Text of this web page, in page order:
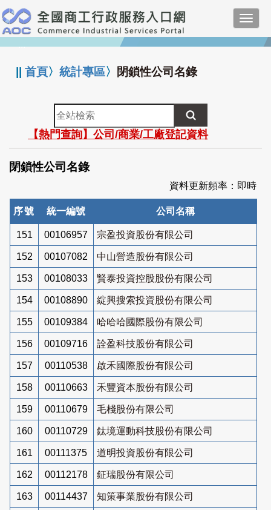
跳
到
主
要
:::
||首頁〉統計專區〉 閉鎖性公司名錄
全
站
檢
索
【熱門查詢】公司/商業/工廠登記資料
閉鎖性公司名錄
資料更新頻率：即時
序號 統一編號 公司名稱
151 00106957 宗盈投資股份有限公司
152 00107082 中山營造股份有限公司
153 00108033 賢泰投資控股股份有限公司
154 00108890 綻興搜索投資股份有限公司
155 00109384 哈哈哈國際股份有限公司
156 00109716 詮盈科技股份有限公司
157 00110538 啟禾國際股份有限公司
158 00110663 禾豐資本股份有限公司
159 00110679 毛棧股份有限公司
160 00110729 鈦境運動科技股份有限公司
161 00111375 道明投資股份有限公司
162 00112178 鉦瑞股份有限公司
163 00114437 知策事業股份有限公司